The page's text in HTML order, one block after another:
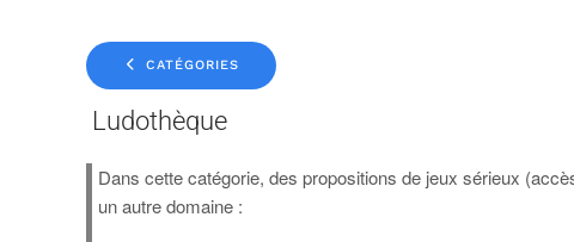
CATÉGORIES
Ludothèque
Dans cette catégorie, des propositions de jeux sérieux
un autre domaine :